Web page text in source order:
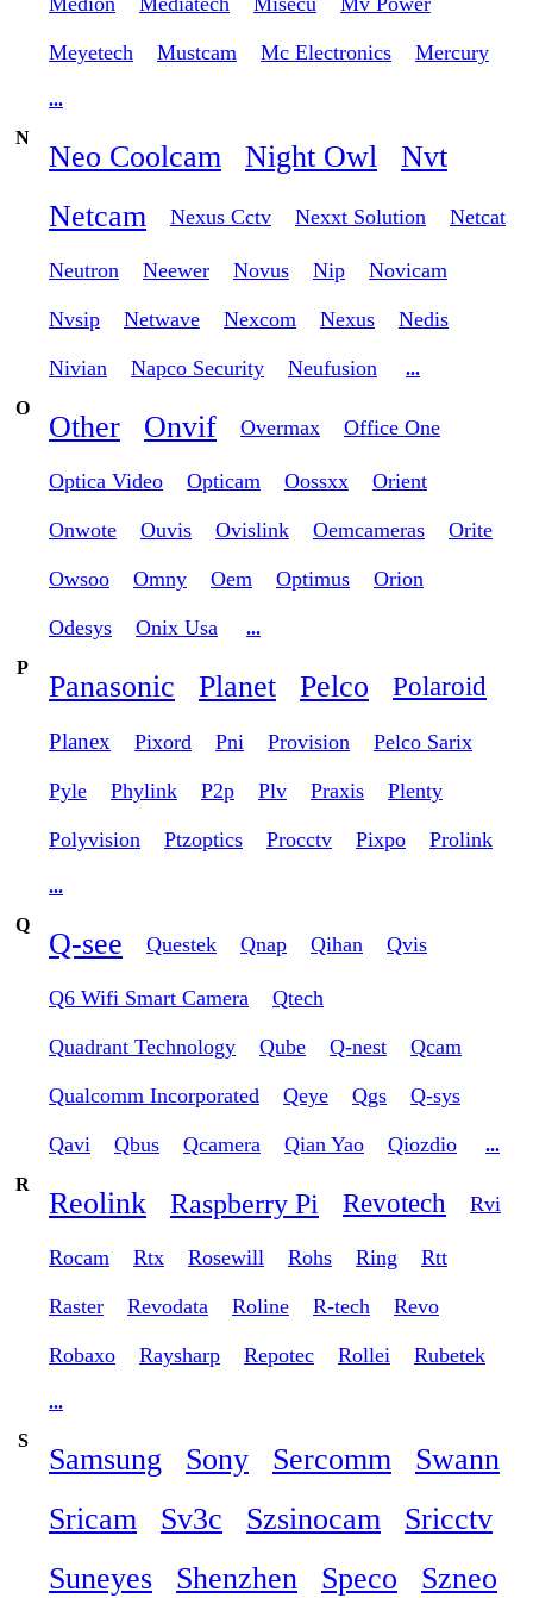
Meyetech Mustcam Mc Electronics Mercury
...
N
Neo Coolcam Night Owl
Nvt
Netcam
Nexus Cctv Nexxt Solution Netcat
Neutron Neewer Novus Nip Novicam
Nvsip Netwave Nexcom Nexus Nedis
Nivian Napco Security Neufusion
...
O
Other Onvif Overmax Office One
Optica Video Opticam Oossxx Orient
Onwote Ouvis Ovislink Oemcameras Orite
Owsoo Omny Oem Optimus Orion
Odesys Onix Usa
...
P
Panasonic Planet Pelco Polaroid
Planex Pixord Pni Provision Pelco Sarix
Pyle Phylink P2p Plv Praxis Plenty
Polyvision Ptzoptics Procctv Pixpo Prolink
...
Q
Q-see Questek Qnap Qihan Qvis
Q6 Wifi Smart Camera Qtech
Quadrant Technology Qube Q-nest Qcam
Qualcomm Incorporated Qeye Qgs Q-sys
Qavi Qbus Qcamera Qian Yao Qiozdio
...
R
Reolink Raspberry Pi Revotech Rvi
Rocam Rtx Rosewill Rohs Ring Rtt
Raster Revodata Roline R-tech Revo
Robaxo Raysharp Repotec Rollei Rubetek
...
S
Samsung Sony Sercomm
Swann
Sricam
Sv3c Szsinocam
Sricctv
Suneyes
Shenzhen Speco Szneo